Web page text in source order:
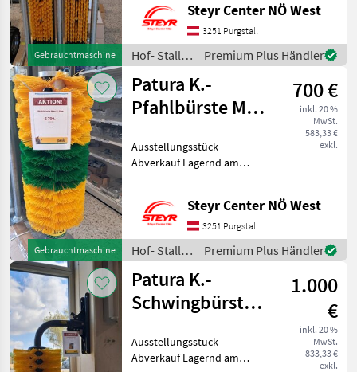
Gebrauchtmaschine
Stall- und Weidetechnik
Geräte für Tierhaltung und
Tierpflege
Steyr Center NÖ West
3251 Purgstall
Hof- Stall-
und
Weidetechnik
/ Patura
Premium Plus Händler
Gebrauchtmaschine
Patura K.-
Pfahlbürste Maxi
700 €
inkl. 20 %
MwSt.
583,33 €
exkl.
Ausstellungsstück
Abverkauf Lagernd am
Stall- und Weidetechnik
Geräte für Tierhaltung und
Tierpflege
Steyr Center NÖ West
3251 Purgstall
Hof- Stall-
und
Weidetechnik
/ Patura
Premium Plus Händler
Patura K.-
Schwingbürste
1.000
€
inkl. 20 %
MwSt.
833,33 €
exkl.
Ausstellungsstück
Abverkauf Lagernd am